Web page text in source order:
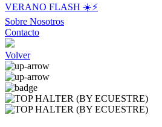
VERANO FLASH ☀️⚡️
Sobre Nosotros
Contacto
Volver